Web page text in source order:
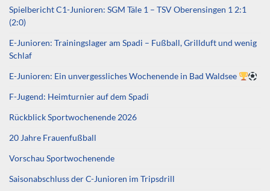
Spielbericht C1-Junioren: SGM Täle 1 – TSV Oberensingen 1 2:1
(2:0)
E-Junioren: Trainingslager am Spadi – Fußball, Grillduft und wenig
Schlaf
E-Junioren: Ein unvergessliches Wochenende in Bad Waldsee
F-Jugend: Heimturnier auf dem Spadi
Rückblick Sportwochenende 2026
20 Jahre Frauenfußball
Vorschau Sportwochenende
Saisonabschluss der C-Junioren im Tripsdrill